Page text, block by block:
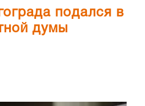
подался в
думы